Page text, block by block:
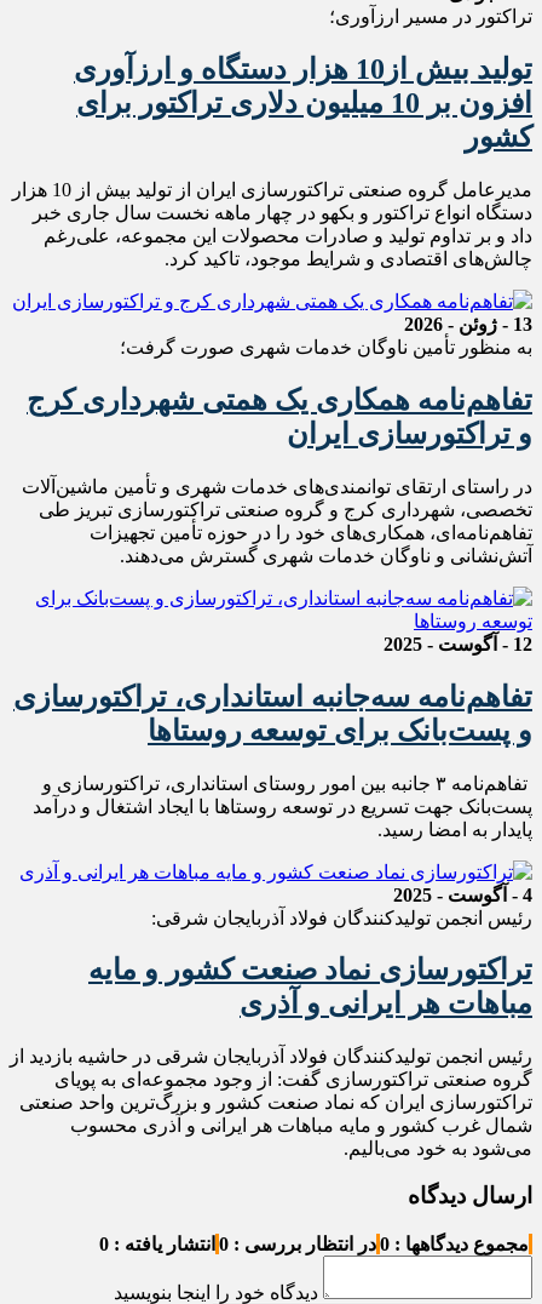
تراکتور در مسیر ارزآوری؛
تولید بیش از10 هزار دستگاه و ارزآوری
افزون بر 10 میلیون دلاری تراکتور برای
کشور
مدیرعامل گروه صنعتی تراکتورسازی ایران از تولید بیش از 10 هزار
دستگاه انواع تراکتور و بکهو در چهار ماهه نخست سال جاری خبر
داد و بر تداوم تولید و صادرات محصولات این مجموعه، علی‌رغم
چالش‌های اقتصادی و شرایط موجود، تاکید کرد.
13 - ژوئن - 2026
به منظور تأمین ناوگان خدمات شهری صورت گرفت؛
تفاهم‌نامه همکاری یک همتی شهرداری کرج
و تراکتورسازی ایران
در راستای ارتقای توانمندی‌های خدمات شهری و تأمین ماشین‌آلات
تخصصی، شهرداری کرج و گروه صنعتی تراکتورسازی تبریز طی
تفاهم‌نامه‌ای، همکاری‌های خود را در حوزه تأمین تجهیزات
آتش‌نشانی و ناوگان خدمات شهری گسترش می‌دهند.
12 - آگوست - 2025
تفاهم‌نامه سه‌جانبه استانداری، تراکتورسازی
و پست‌بانک برای توسعه روستاها
تفاهم‌نامه ۳ جانبه بین امور روستای استانداری، تراکتورسازی و
پست‌بانک جهت تسریع در توسعه روستاها با ایجاد اشتغال و درآمد
پایدار به امضا رسید.
4 - آگوست - 2025
رئیس انجمن تولیدکنندگان فولاد آذربایجان شرقی:
تراکتورسازی نماد صنعت کشور و مایه
مباهات هر ایرانی و آذری
رئیس انجمن تولیدکنندگان فولاد آذربایجان شرقی در حاشیه بازدید از
گروه صنعتی تراکتورسازی گفت: از وجود مجموعه‌ای به پویای
تراکتورسازی ایران که نماد صنعت کشور و بزرگ‌ترین واحد صنعتی
شمال غرب کشور و مایه مباهات هر ایرانی و آذری محسوب
می‌شود به خود می‌بالیم.
ارسال دیدگاه
مجموع دیدگاهها : 0 در انتظار بررسی : 0 انتشار یافته : 0
دیدگاه خود را اینجا بنویسید